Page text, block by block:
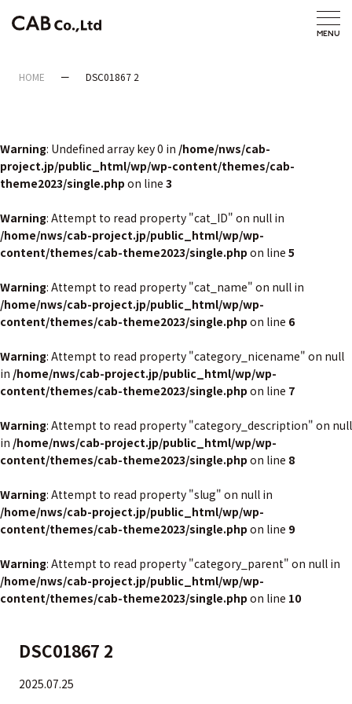
HOME DSC01867 2
Warning: Undefined array key 0 in /home/nws/cab-
project.jp/public_html/wp/wp-content/themes/cab-
theme2023/single.php on line 3
Warning: Attempt to read property "cat_ID" on null in
/home/nws/cab-project.jp/public_html/wp/wp-
content/themes/cab-theme2023/single.php on line 5
Warning: Attempt to read property "cat_name" on null in
/home/nws/cab-project.jp/public_html/wp/wp-
content/themes/cab-theme2023/single.php on line 6
Warning: Attempt to read property "category_nicename" on null
in /home/nws/cab-project.jp/public_html/wp/wp-
content/themes/cab-theme2023/single.php on line 7
Warning: Attempt to read property "category_description" on null
in /home/nws/cab-project.jp/public_html/wp/wp-
content/themes/cab-theme2023/single.php on line 8
Warning: Attempt to read property "slug" on null in
/home/nws/cab-project.jp/public_html/wp/wp-
content/themes/cab-theme2023/single.php on line 9
Warning: Attempt to read property "category_parent" on null in
/home/nws/cab-project.jp/public_html/wp/wp-
content/themes/cab-theme2023/single.php on line 10
DSC01867 2
2025.07.25